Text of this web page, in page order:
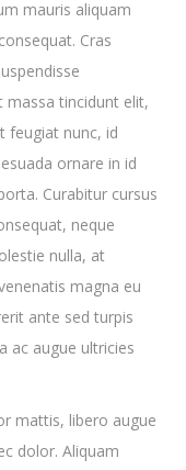
mauris aliquam
Cras
massa tincidunt elit,
feugiat nunc, id
ornare in id
Curabitur cursus
neque
nulla, at
magna eu
ante sed turpis
ac augue ultricies
mattis, libero augue
dolor. Aliquam